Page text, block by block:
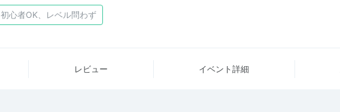
初心者OK、レベル問わず
レビュー イベント詳細